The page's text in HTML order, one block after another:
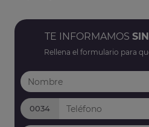
TE INFORMAMOS
Rellena el formulario para
0034